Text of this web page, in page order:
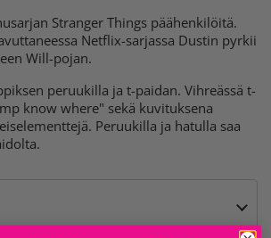
Stranger Things päähenkilöitä.
Netflix-sarjassa Dustin pyrkii
Will-pojan.
peruukilla ja t-paidan. Vihreässä t-
know where" sekä kuvituksena
Peruukilla ja hatulla saa